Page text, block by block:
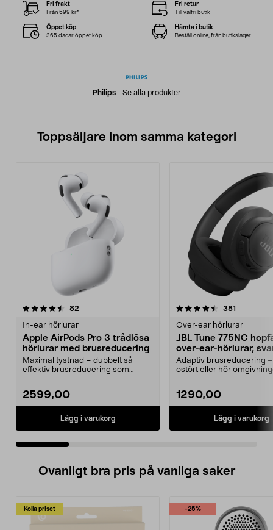
Philips- Se alla produkter
Fri frakt
Från 599 kr*
Fri retur
Till valfri butik
Öppet köp
365 dagar öppet köp
Hämta i butik
Beställ online, från butikslager
Toppsäljare inom samma kategori
82
In-ear hörlurar
Apple AirPods Pro 3 trådlösa
hörlurar med brusreducering
Maximal tystnad – dubbelt så
effektiv brusreducering som
2599,00
Lägg i varukorg
4.5 av 5 stjärnor 381
Over-ear hörlurar
JBL Tune 775NC
over-ear-hörlurar,
Adaptiv brusreducering
ostört eller hör
1290,00
Lägg i varukorg
4.5 av 5 stjärnor
Ovanligt bra pris på vanliga saker
Kolla priset -25%